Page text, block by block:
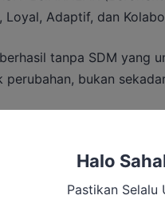
Loyal, Adaptif, dan
tanpa SDM yang
bukan
Bukti Korupsi Dana
Pilkada
Halo
Pastikan Selalu